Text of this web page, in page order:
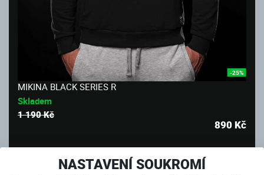
NASTAVENÍ SOUKROMÍ
-25%
MIKINA BLACK SERIES R
Skladem
1 190 Kč
890 Kč